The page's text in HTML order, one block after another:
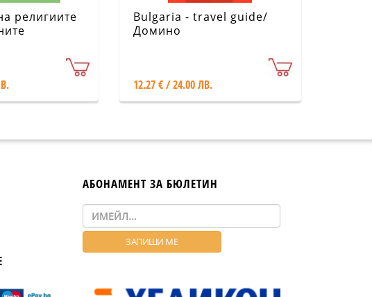
религиите
Т.1:
и Африка
Bulgaria - travel guide/
Домино
12.27 € / 24.00 ЛВ.
АБОНАМЕНТ ЗА БЮЛЕТИН